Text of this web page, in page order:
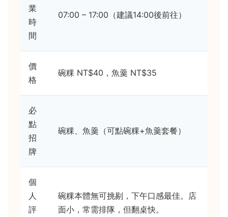
業
時
間
07:00 – 17:00（建議14:00後前往）
價
格
碗粿 NT$40，魚羹 NT$35
必
點
招
牌
碗粿、魚羹（可點碗粿+魚羹套餐）
個
人
評
碗粿本體無可挑剔，下午口感最佳。店
面小，常需排隊，但翻桌快。